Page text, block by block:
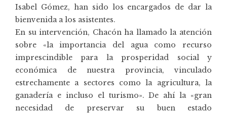
Isabel Gómez, han sido los encargados de dar la
bienvenida a los asistentes.
En su intervención, Chacón ha llamado la atención
sobre «la importancia del agua como recurso
imprescindible para la prosperidad social y
económica de nuestra provincia, vinculado
estrechamente a sectores como la agricultura, la
ganadería e incluso el turismo». De ahí la «gran
necesidad de preservar su buen estado